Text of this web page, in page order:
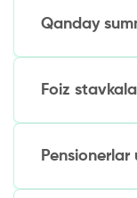
Pasport
Qanday
Cheklovlar:
3 tagacha
Foiz
O‘rtacha
Pensiya
Imtiyozlar: